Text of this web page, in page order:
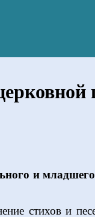
и
стихов и